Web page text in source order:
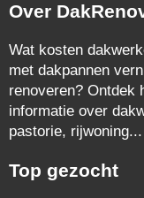
Over
Wat kosten
met dakpannen
renoveren? Ontdek
informatie over
pastorie, rijwoning...
Top gezocht